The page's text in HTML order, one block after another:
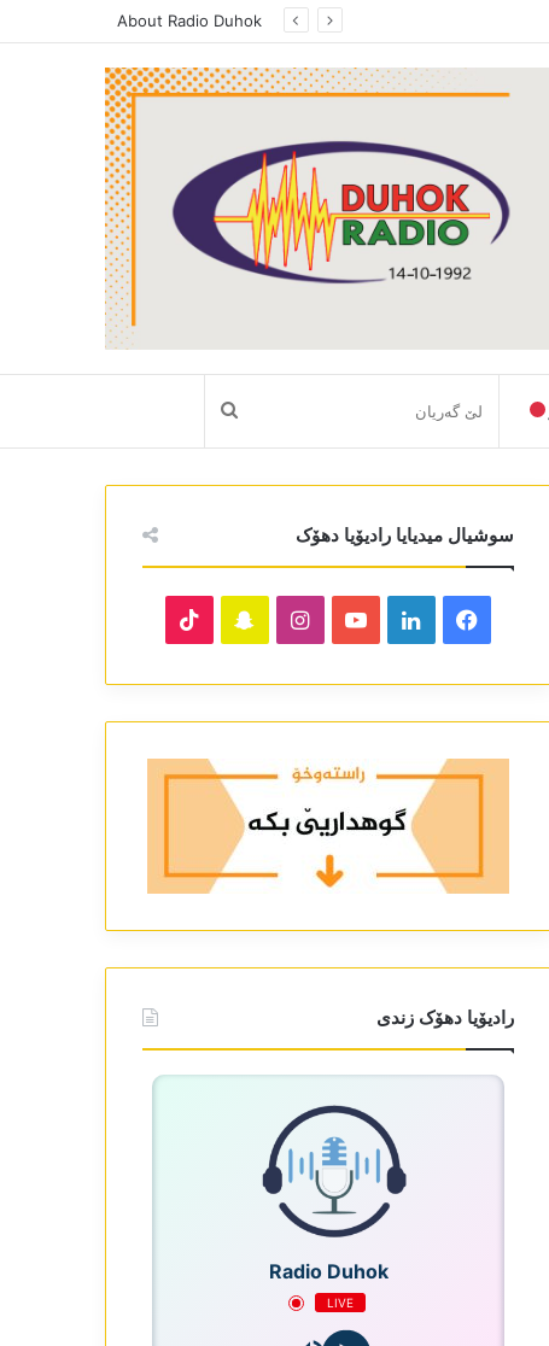
About Radio Duhok
لێ
گەریان
سوشیال میدیایا رادیۆیا دھۆک
Facebook
LinkedIn
YouTube
Instagram
Snapchat
رادیۆیا دھۆک زندی
Radio Duhok
LIVE